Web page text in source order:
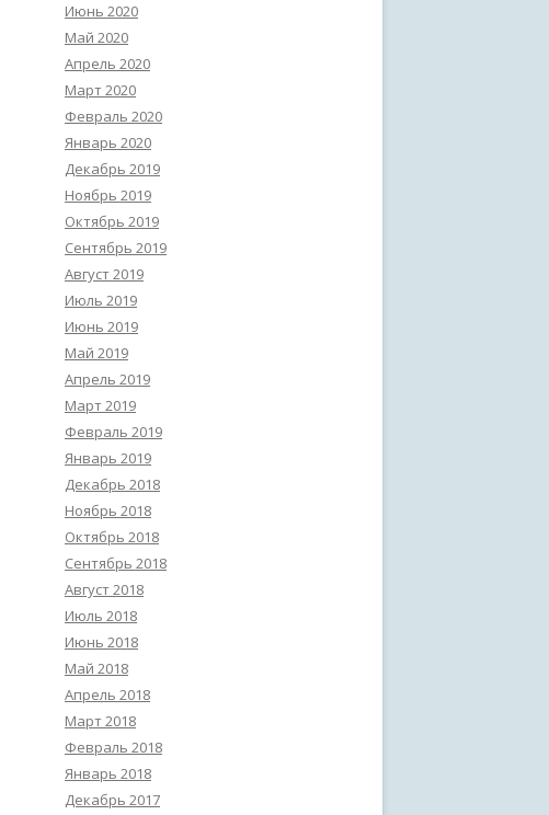
Июнь 2020
Май 2020
Апрель 2020
Март 2020
Февраль 2020
Январь 2020
Декабрь 2019
Ноябрь 2019
Октябрь 2019
Сентябрь 2019
Август 2019
Июль 2019
Июнь 2019
Май 2019
Апрель 2019
Март 2019
Февраль 2019
Январь 2019
Декабрь 2018
Ноябрь 2018
Октябрь 2018
Сентябрь 2018
Август 2018
Июль 2018
Июнь 2018
Май 2018
Апрель 2018
Март 2018
Февраль 2018
Январь 2018
Декабрь 2017